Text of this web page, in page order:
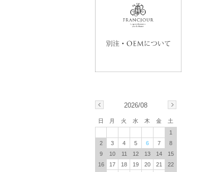
2026/08
日 月 火 水 木 金
土
1
2
3 4 5 6 7
8
9
10 11 12 13 14
15
16
17 18 19 20 21
22